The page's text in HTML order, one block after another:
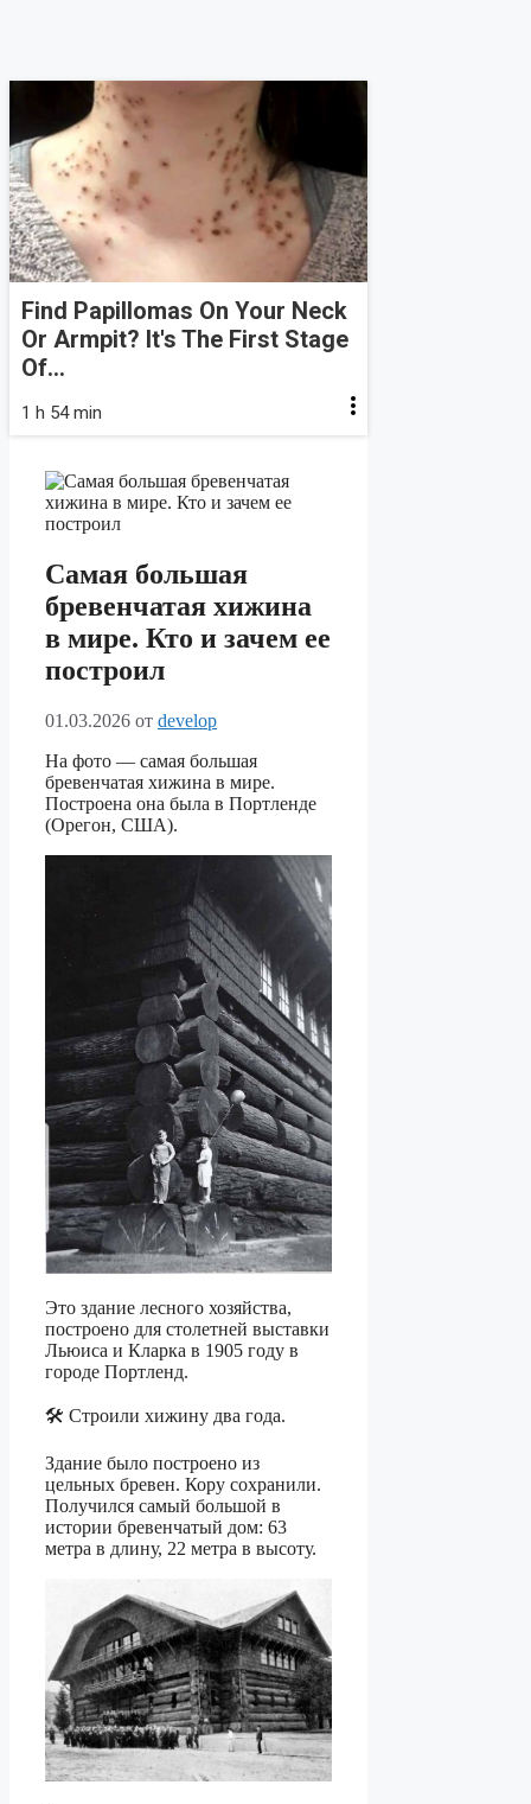
Find Papillomas On Your Neck
Or Armpit? It's The First Stage
Of...
1 h 54 min
Самая большая
бревенчатая хижина
в мире. Кто и зачем ее
построил
01.03.2026 от develop
На фото — самая большая
бревенчатая хижина в мире.
Построена она была в Портленде
(Орегон, США).
Это здание лесного хозяйства,
построено для столетней выставки
Льюиса и Кларка в 1905 году в
городе Портленд.
🛠️ Строили хижину два года.
Здание было построено из
цельных бревен. Кору сохранили.
Получился самый большой в
истории бревенчатый дом: 63
метра в длину, 22 метра в высоту.